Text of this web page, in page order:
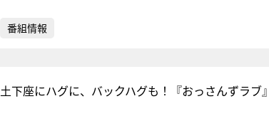
番組情報
土下座にハグに、バックハグも！『おっさんずラブ